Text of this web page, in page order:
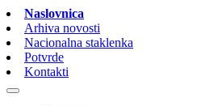
Naslovnica
Arhiva novosti
Nacionalna staklenka
Potvrde
Kontakti